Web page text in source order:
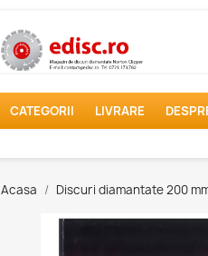
CATEGORII LIVRARE
Acasa Discuri diamantate 200